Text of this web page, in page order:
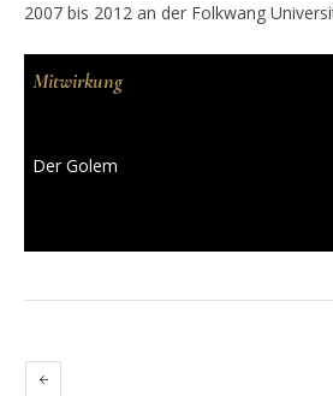
2007 bis 2012 an der Folkwang
Mitwirkung
Der Golem